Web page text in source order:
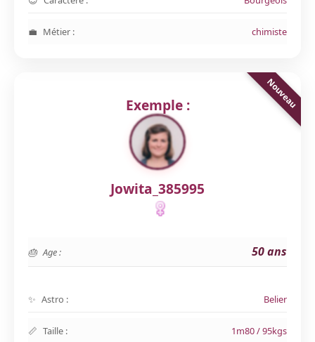
Métier : chimiste
Exemple :
Jowita_385995
Age : 50 ans
Astro : Belier
Taille : 1m80 / 95kgs